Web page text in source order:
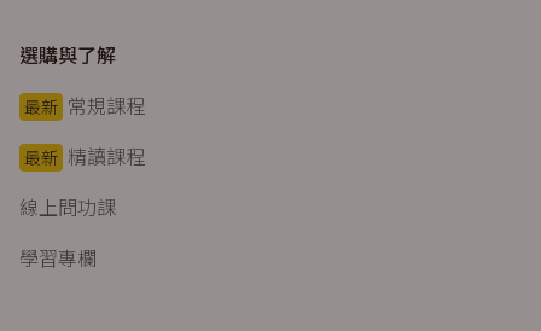
選購與了解
最新 常規課程
最新 精讀課程
線上問功課
學習專欄